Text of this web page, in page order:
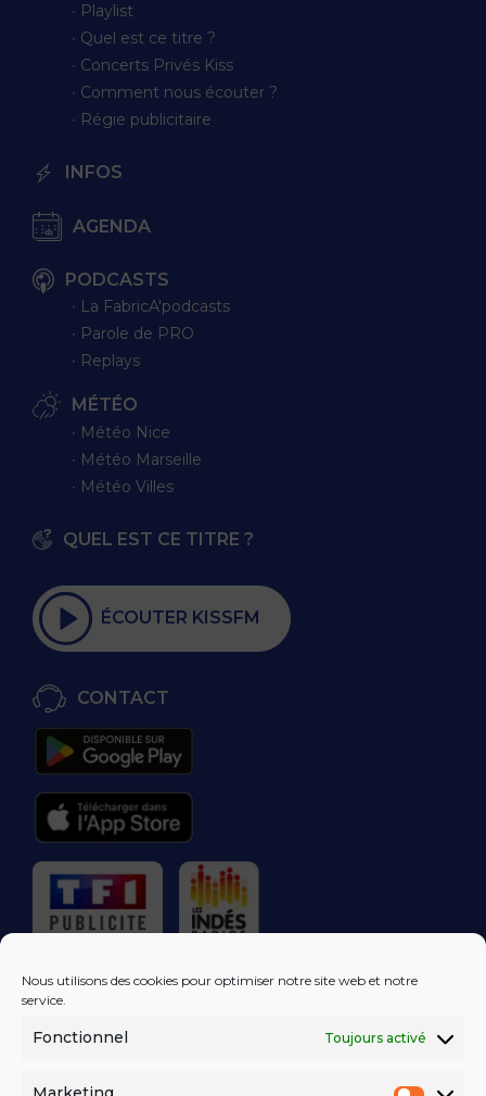
Nous utilisons des cookies pour optimiser notre site web et notre
service.
Fonctionnel Toujours activé
∙ Playlist
∙ Quel est ce titre ?
∙ Concerts Privés Kiss
∙ Comment nous écouter ?
∙ Régie publicitaire
INFOS
AGENDA
PODCASTS
∙ La FabricA'podcasts
∙ Parole de PRO
∙ Replays
MÉTÉO
∙ Météo Nice
∙ Météo Marseille
∙ Météo Villes
QUEL EST CE TITRE ?
ÉCOUTER KISSFM
CONTACT
RÉGIE PUBLICITAIRE
LES EXCLUS
DANS VOTRE